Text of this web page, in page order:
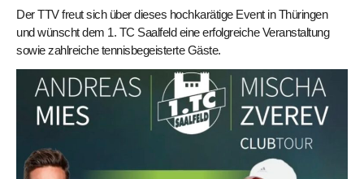
Der TTV freut sich über dieses hochkarätige Event in Thüringen
und wünscht dem 1. TC Saalfeld eine erfolgreiche Veranstaltung
sowie zahlreiche tennisbegeisterte Gäste.